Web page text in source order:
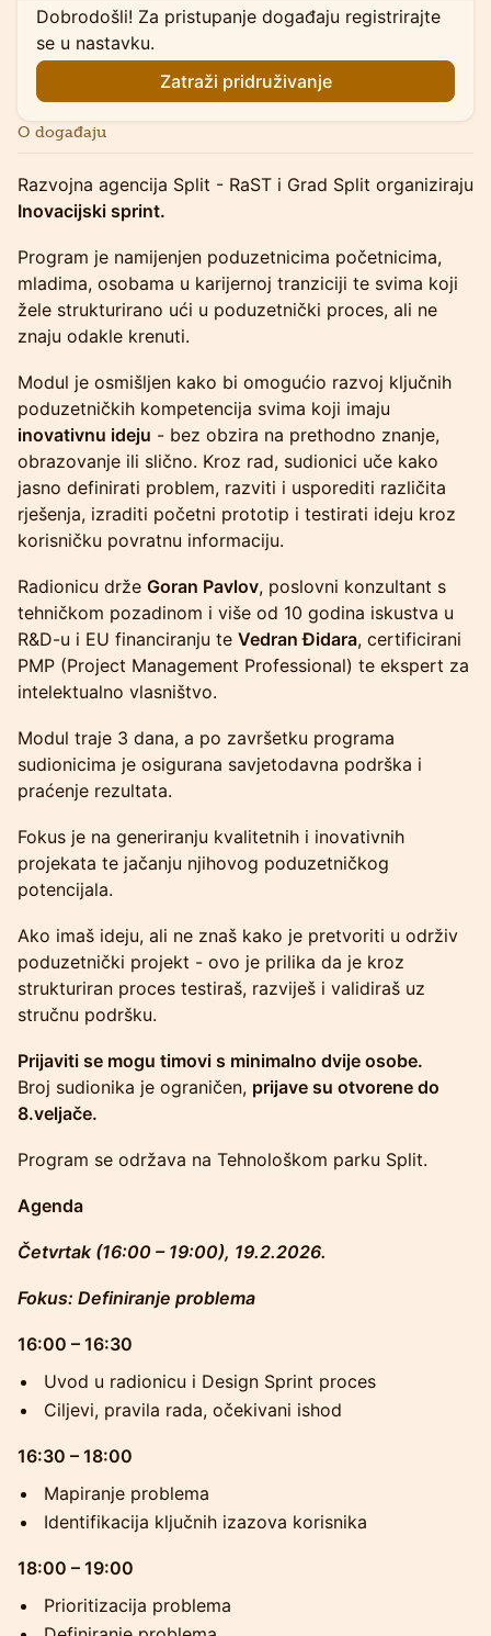
Dobrodošli! Za pristupanje događaju registrirajte
se u nastavku.
Zatraži pridruživanje
O događaju
Razvojna agencija Split - RaST i Grad Split organiziraju
Inovacijski sprint.
Program je namijenjen poduzetnicima početnicima,
mladima, osobama u karijernoj tranziciji te svima koji
žele strukturirano ući u poduzetnički proces, ali ne
znaju odakle krenuti.
Modul je osmišljen kako bi omogućio razvoj ključnih
poduzetničkih kompetencija svima koji imaju
inovativnu ideju - bez obzira na prethodno znanje,
obrazovanje ili slično. Kroz rad, sudionici uče kako
jasno definirati problem, razviti i usporediti različita
rješenja, izraditi početni prototip i testirati ideju kroz
korisničku povratnu informaciju.
Radionicu drže Goran Pavlov, poslovni konzultant s
tehničkom pozadinom i više od 10 godina iskustva u
R&D-u i EU financiranju te Vedran Đidara, certificirani
PMP (Project Management Professional) te ekspert za
intelektualno vlasništvo.
Modul traje 3 dana, a po završetku programa
sudionicima je osigurana savjetodavna podrška i
praćenje rezultata.
Fokus je na generiranju kvalitetnih i inovativnih
projekata te jačanju njihovog poduzetničkog
potencijala.
Ako imaš ideju, ali ne znaš kako je pretvoriti u održiv
poduzetnički projekt - ovo je prilika da je kroz
strukturiran proces testiraš, razviješ i validiraš uz
stručnu podršku.
Prijaviti se mogu timovi s minimalno dvije osobe.
Broj sudionika je ograničen, prijave su otvorene do
8.veljače.
Program se održava na Tehnološkom parku Split.
Agenda
Četvrtak (16:00 – 19:00), 19.2.2026.
Fokus: Definiranje problema
16:00 – 16:30
Uvod u radionicu i Design Sprint proces
Ciljevi, pravila rada, očekivani ishod
16:30 – 18:00
Mapiranje problema
Identifikacija ključnih izazova korisnika
18:00 – 19:00
Prioritizacija problema